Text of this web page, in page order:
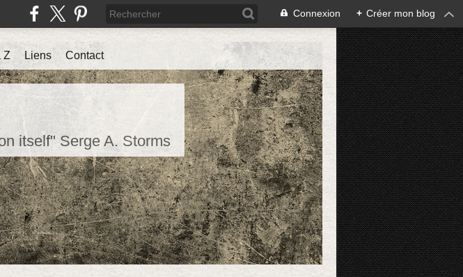
Connexion + Créer mon blog
itself" Serge A. Storms
Z Liens Contact